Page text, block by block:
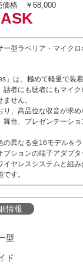
価格 ￥68,000
ASK
ー型ラベリア・マイクロ
」は、極めて軽量で装
話者にも聴者にもマイク
せん。
り、高品位な収音が求め
舞台、プレゼンテーショ
の異なる全16モデルを
プションの端子アダプタ
イヤレスシステムと組み
す。
情報
型
ド